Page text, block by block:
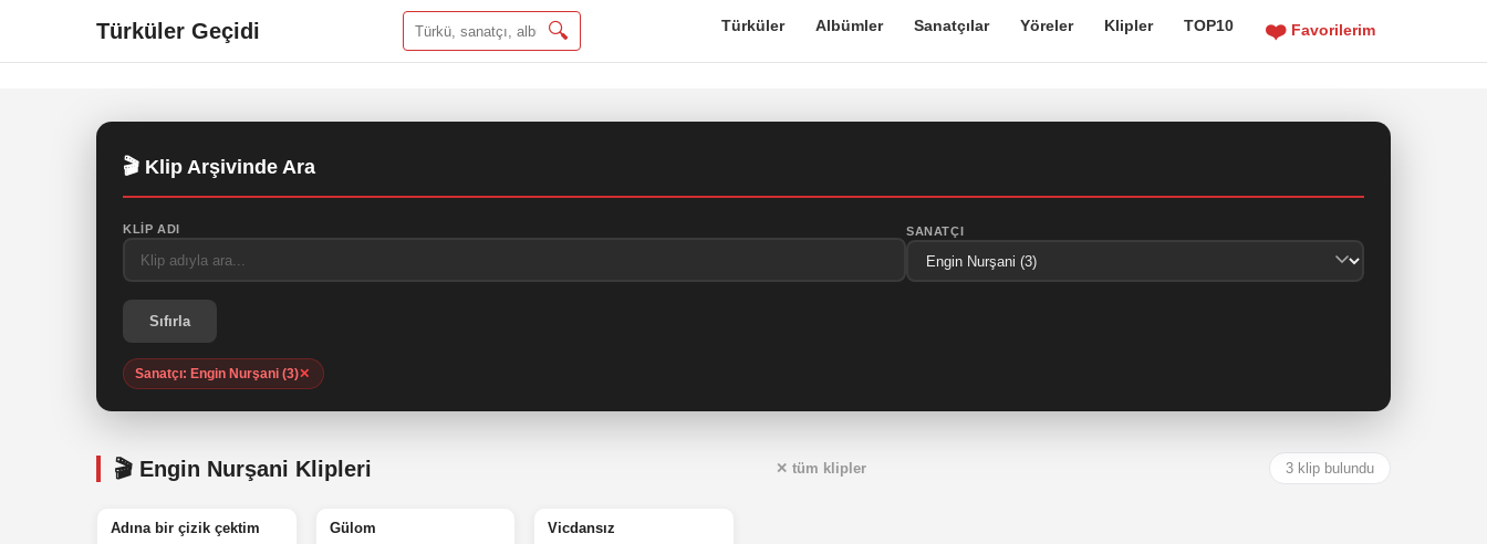
Türküler Geçidi 🔍 Türküler Albümler Sanatçılar Yöreler Klipler TOP10 ❤️ Favorilerim
🎬 Klip Arşivinde Ara
KLIP ADI SANATÇI
Sıfırla
Sanatçı: Engin Nurşani (3)✕
🎬 Engin Nurşani Klipleri ✕ tüm klipler 3 klip bulundu
Adına bir çizik çektim Gülom Vicdansız